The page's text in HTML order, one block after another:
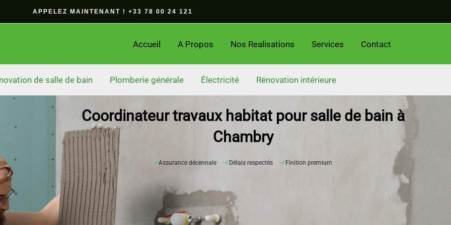
APPELEZ MAINTENANT ! +33 78 00 24 121
Accueil A Propos Nos Realisations Services Contact
de salle de bain Plomberie générale Électricité Rénovation intérieure
Coordinateur travaux habitat pour salle de bain à
Chambry
✔Assurance décennale ✔ Délais respectés ✔ Finition premium